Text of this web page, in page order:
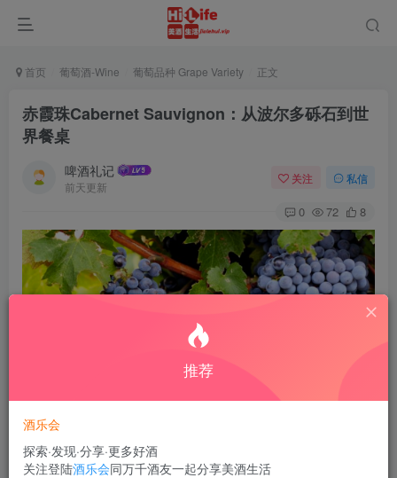
首页 葡萄酒-Wine 葡萄品种 Grape Variety 正文
赤霞珠Cabernet Sauvignon：从波尔多砾石到世
界餐桌
啤酒礼记
前天更新
关注 私信
0 72 8
推荐
酒乐会
探索·发现·分享·更多好酒
关注登陆酒乐会同万千酒友一起分享美酒生活